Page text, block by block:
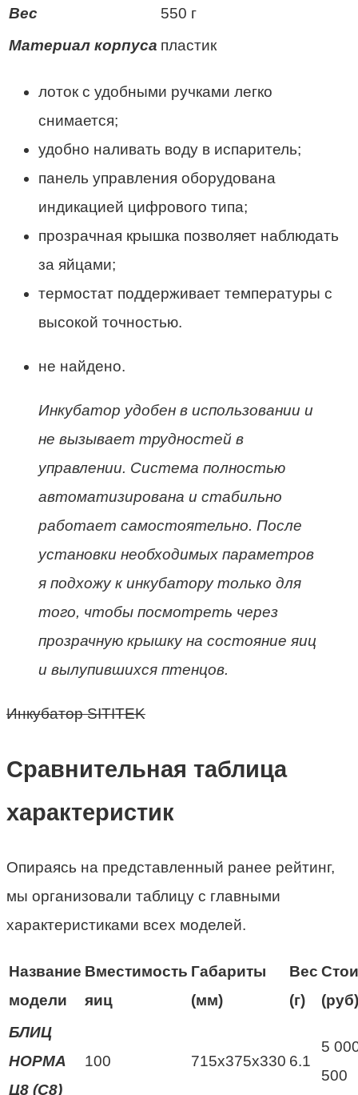
Вес
550 г
Материал корпуса пластик
лоток с удобными ручками легко
снимается;
удобно наливать воду в испаритель;
панель управления оборудована
индикацией цифрового типа;
прозрачная крышка позволяет наблюдать
за яйцами;
термостат поддерживает температуры с
высокой точностью.
не найдено.
Инкубатор удобен в использовании и
не вызывает трудностей в
управлении. Система полностью
автоматизирована и стабильно
работает самостоятельно. После
установки необходимых параметров
я подхожу к инкубатору только для
того, чтобы посмотреть через
прозрачную крышку на состояние яиц
и вылупившихся птенцов.
Инкубатор SITITEK
Сравнительная таблица
характеристик
Опираясь на представленный ранее рейтинг,
мы организовали таблицу с главными
характеристиками всех моделей.
Название
модели
Вместимость
яиц
Габариты
(мм)
Вес
(г)
(руб)
БЛИЦ
НОРМА
Ц8 (С8)
100 715х375х330 6.1
5
500